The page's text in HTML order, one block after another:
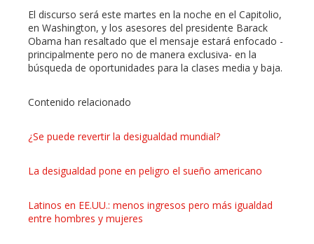
El discurso será este martes en la noche en el Capitolio,
en Washington, y los asesores del presidente Barack
Obama han resaltado que el mensaje estará enfocado -
principalmente pero no de manera exclusiva- en la
búsqueda de oportunidades para la clases media y baja.
Contenido relacionado
¿Se puede revertir la desigualdad mundial?
La desigualdad pone en peligro el sueño americano
Latinos en EE.UU.: menos ingresos pero más igualdad
entre hombres y mujeres